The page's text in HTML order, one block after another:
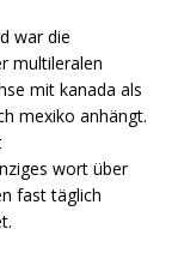
war die
multileralen
mit kanada als
mexiko anhängt.
wort über
fast täglich